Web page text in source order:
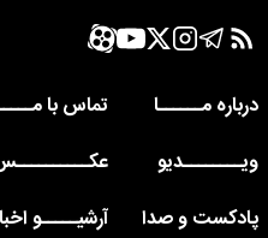
درباره مــــــا
تماس با
ویــــــــدیو
پادکست و صدا
آرشیـــــو